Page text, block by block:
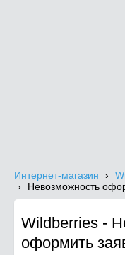
Интернет-магазин
Невозможность
Wildberries -
оформить